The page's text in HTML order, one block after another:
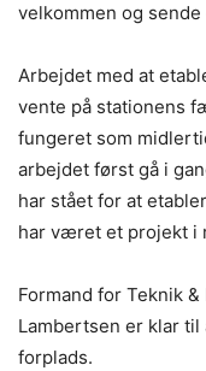
velkommen og
Arbejdet med at
vente på stationens
fungeret som
arbejdet først gå i
har stået for at
har været et projekt i
Formand for Teknik
Lambertsen er klar
forplads.